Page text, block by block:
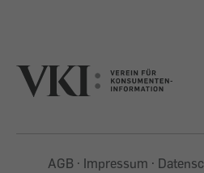
AGB Impressum